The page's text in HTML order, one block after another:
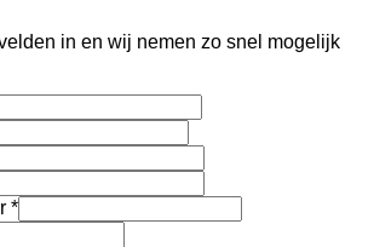
in en wij nemen zo snel mogelijk